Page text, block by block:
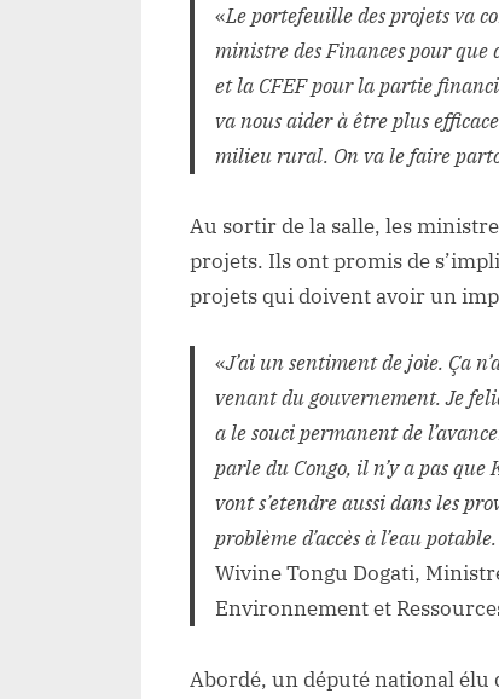
«Le portefeuille des projets va
ministre des Finances pour
et la CFEF pour la partie
va nous aider à être plus
milieu rural. On va le faire
Au sortir de la salle, les
projets. Ils ont promis de
projets qui doivent avoir un
«J’ai un sentiment de joie. Ça
venant du gouvernement. Je
a le souci permanent de
parle du Congo, il n’y a pas que
vont s’etendre aussi dans les
problème d’accès à l’eau
Wivine Tongu Dogati,
Environnement et
Abordé, un député national élu